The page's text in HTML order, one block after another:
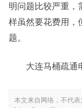
明问题比较严重，
样虽然要花费用，
题。
大连马桶疏通电
本文来自网络，不代表